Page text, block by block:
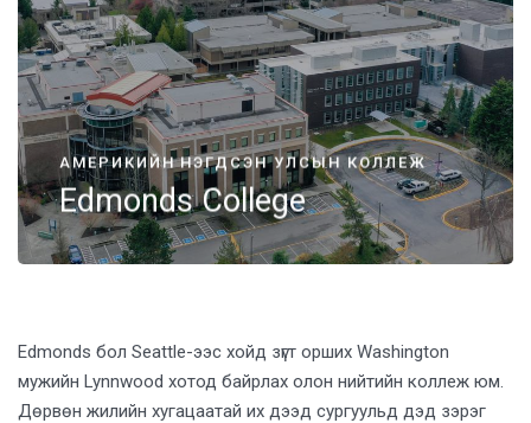
АМЕРИКИЙН НЭГДСЭН УЛСЫН КОЛЛЕЖ
Edmonds College
Edmonds бол Seattle-ээс хойд зүгт орших Washington
мужийн Lynnwood хотод байрлах олон нийтийн коллеж юм.
Дөрвөн жилийн хугацаатай их дээд сургуульд дэд зэрэг